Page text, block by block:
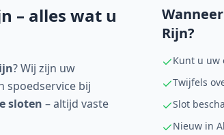
– alles wat u
? Wij zijn uw
spoedservice bij
sloten – altijd vaste
Rijn?
Kunt u uw
Twijfels
Slot
Nieuw in